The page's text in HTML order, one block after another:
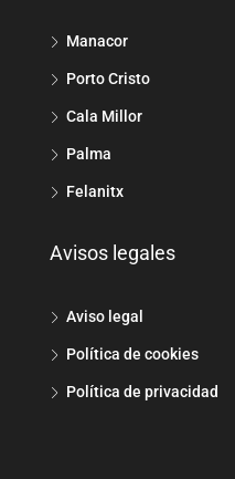
Manacor
Porto Cristo
Cala Millor
Palma
Felanitx
Avisos legales
Aviso legal
Política de cookies
Política de privacidad